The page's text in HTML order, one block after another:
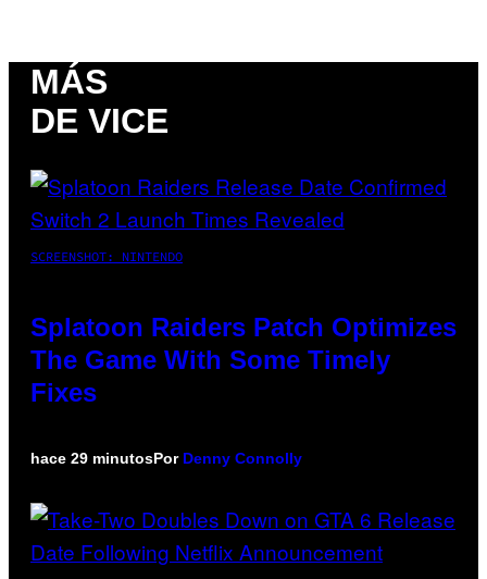
MÁS
DE VICE
SCREENSHOT: NINTENDO
Splatoon Raiders Patch Optimizes
The Game With Some Timely
Fixes
hace 29 minutosPor Denny Connolly